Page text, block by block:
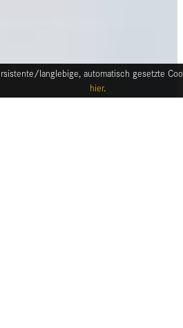
langlebige, automatisch gesetzte
hier.